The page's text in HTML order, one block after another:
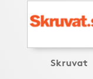
Skruvat